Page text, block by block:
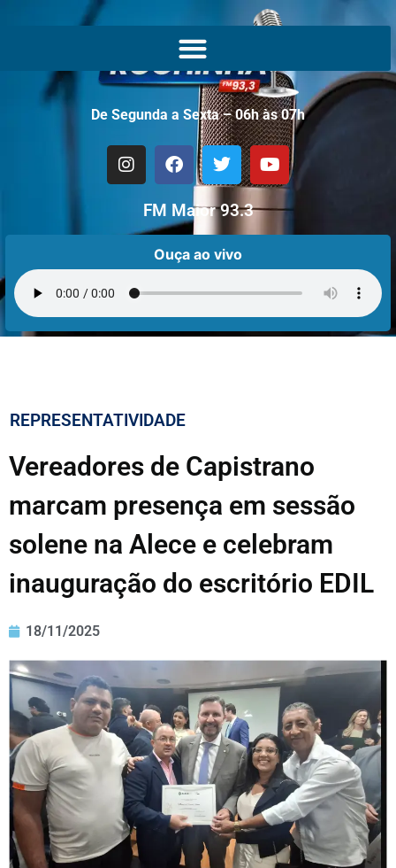
De Segunda a Sexta – 06h às 07h
FM Maior 93.3
Ouça ao vivo
REPRESENTATIVIDADE
Vereadores de Capistrano
marcam presença em sessão
solene na Alece e celebram
inauguração do escritório EDIL
18/11/2025